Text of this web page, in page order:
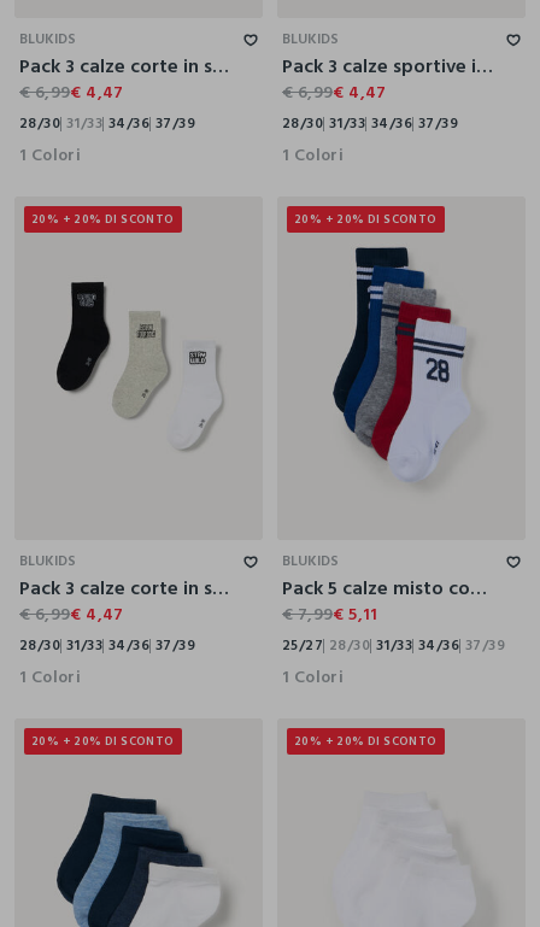
BLUKIDS
Pack 3 calze corte in spugna misto cotone
€ 6,99€ 4,47
28/30 31/33 34/36 37/39
1 Colori
BLUKIDS
Pack 3 calze sportive in spugna stretch
€ 6,99€ 4,47
28/30 31/33 34/36 37/39
1 Colori
20% + 20% DI SCONTO
BLUKIDS
Pack 3 calze corte in spugna misto cotone
€ 6,99€ 4,47
28/30 31/33 34/36 37/39
1 Colori
20% + 20% DI SCONTO
BLUKIDS
Pack 5 calze misto cotone
€ 7,99€ 5,11
25/27 28/30 31/33 34/36 37/39
1 Colori
20% + 20% DI SCONTO 20% + 20% DI SCONTO